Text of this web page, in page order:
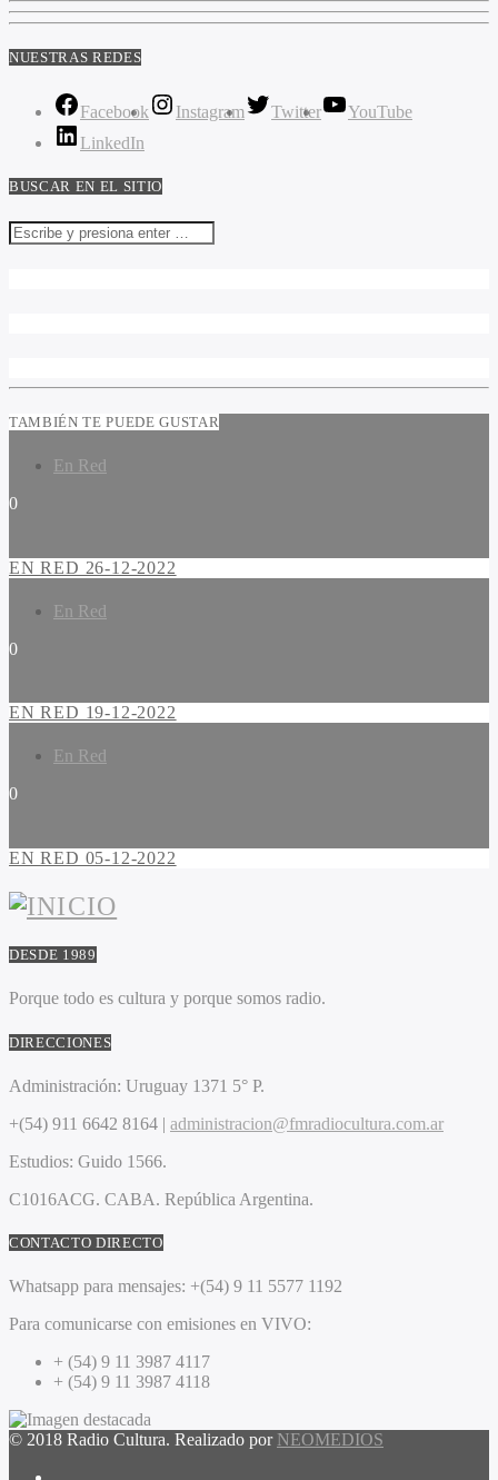
NUESTRAS REDES
Facebook Instagram Twitter
YouTube
LinkedIn
BUSCAR EN EL SITIO
TAMBIÉN TE PUEDE GUSTAR
En Red
0
EN RED 26-12-2022
En Red
0
EN RED 19-12-2022
En Red
0
EN RED 05-12-2022
DESDE 1989
Porque todo es cultura y porque somos radio.
DIRECCIONES
Administración: Uruguay 1371 5° P.
+(54) 911 6642 8164 | administracion@fmradiocultura.com.ar
Estudios: Guido 1566.
C1016ACG. CABA. República Argentina.
CONTACTO DIRECTO
Whatsapp para mensajes: +(54) 9 11 5577 1192
Para comunicarse con emisiones en VIVO:
+ (54) 9 11 3987 4117
+ (54) 9 11 3987 4118
© 2018 Radio Cultura. Realizado por NEOMEDIOS